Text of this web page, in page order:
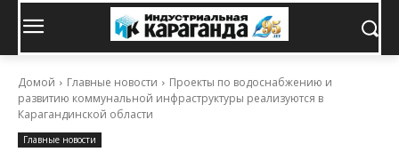
Домой Главные новости
Проекты по водоснабжению и
развитию коммунальной инфраструктуры реализуются в
Карагандинской области
Главные новости